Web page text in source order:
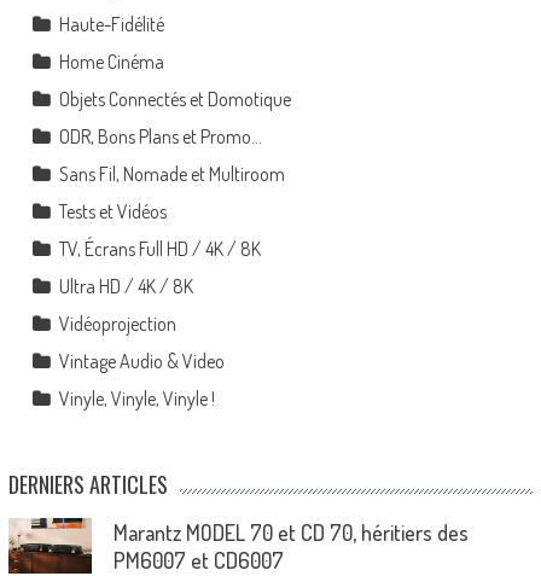
Haute-Fidélité
Home Cinéma
Objets Connectés et Domotique
ODR, Bons Plans et Promo…
Sans Fil, Nomade et Multiroom
Tests et Vidéos
TV, Écrans Full HD / 4K / 8K
Ultra HD / 4K / 8K
Vidéoprojection
Vintage Audio & Video
Vinyle, Vinyle, Vinyle !
DERNIERS ARTICLES
Marantz MODEL 70 et CD 70, héritiers des
PM6007 et CD6007